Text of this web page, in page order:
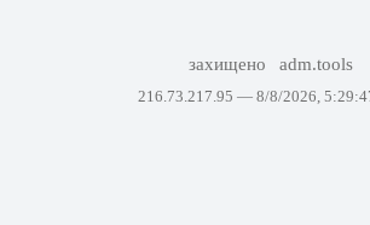
захищено adm.tools
216.73.217.95 — 8/8/2026,